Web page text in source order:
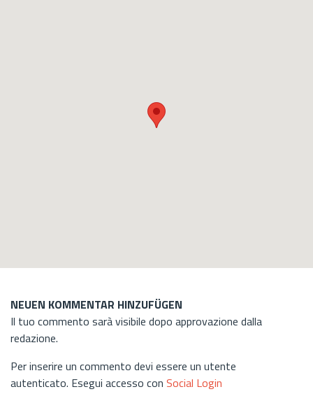
NEUEN KOMMENTAR HINZUFÜGEN
Il tuo commento sarà visibile dopo approvazione dalla
redazione.
Per inserire un commento devi essere un utente
autenticato. Esegui accesso con Social Login